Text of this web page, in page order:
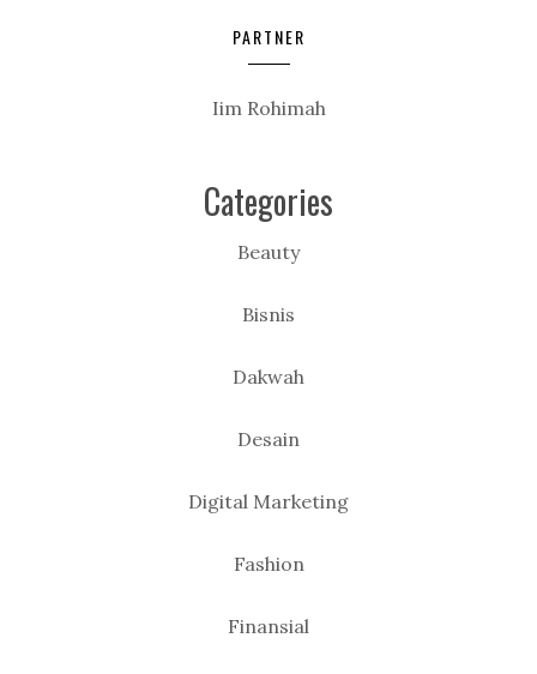
PARTNER
Iim Rohimah
Categories
Beauty
Bisnis
Dakwah
Desain
Digital Marketing
Fashion
Finansial